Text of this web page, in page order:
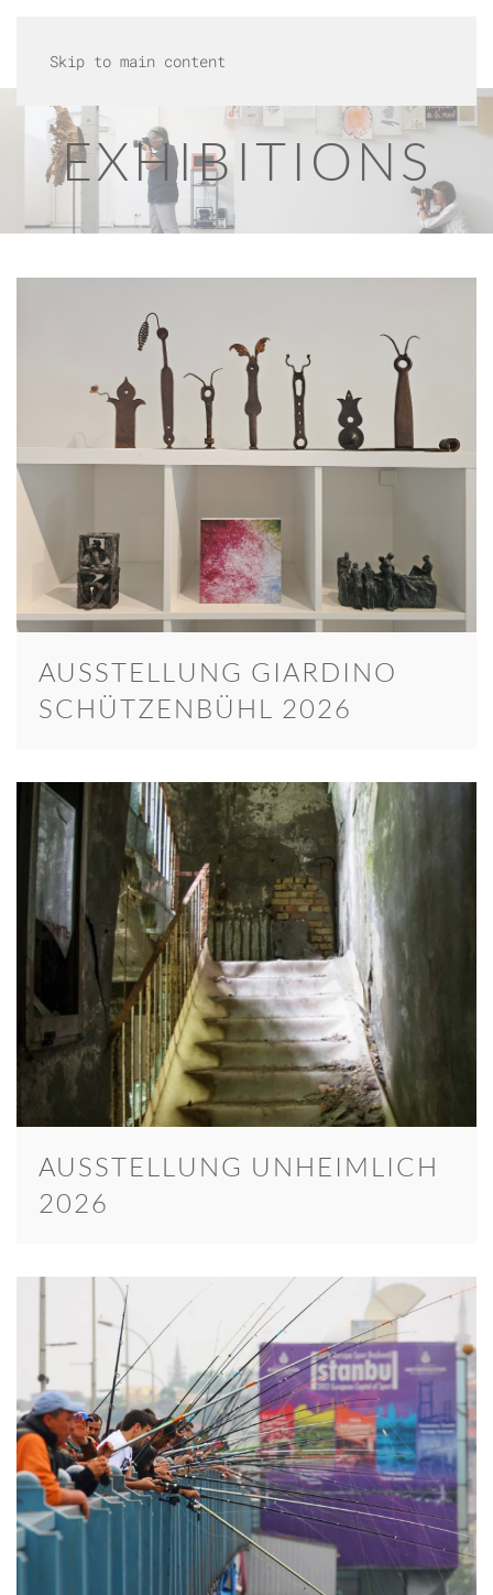
Skip to main content
EXHIBITIONS
AUSSTELLUNG GIARDINO
SCHÜTZENBÜHL 2026
AUSSTELLUNG UNHEIMLICH
2026